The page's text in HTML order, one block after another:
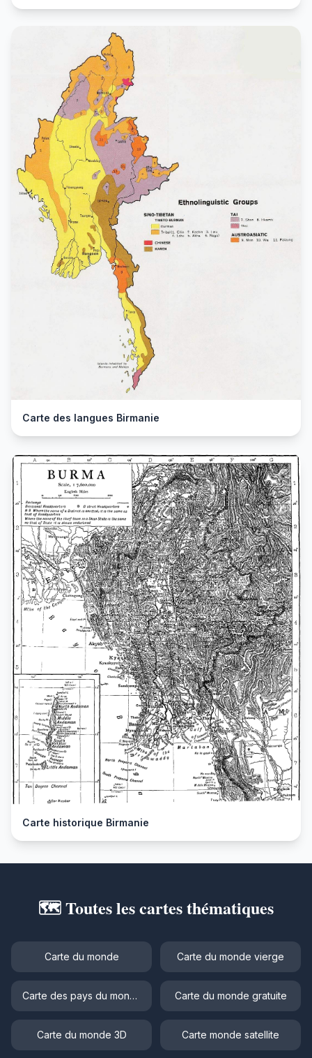
Carte des langues Birmanie
Carte historique Birmanie
🗺️ Toutes les cartes thématiques
Carte du monde Carte du monde vierge
Carte des pays du monde Carte du monde gratuite
Carte du monde 3D Carte monde satellite